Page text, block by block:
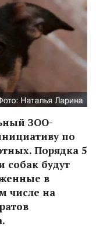
ЗОО-
по
Порядка 5
собак будут
в
числе на